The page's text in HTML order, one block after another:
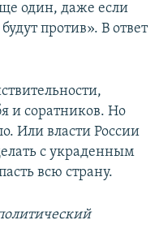
один, даже если
против». В ответ
и соратников. Но
Или власти России
с украденным
всю страну.